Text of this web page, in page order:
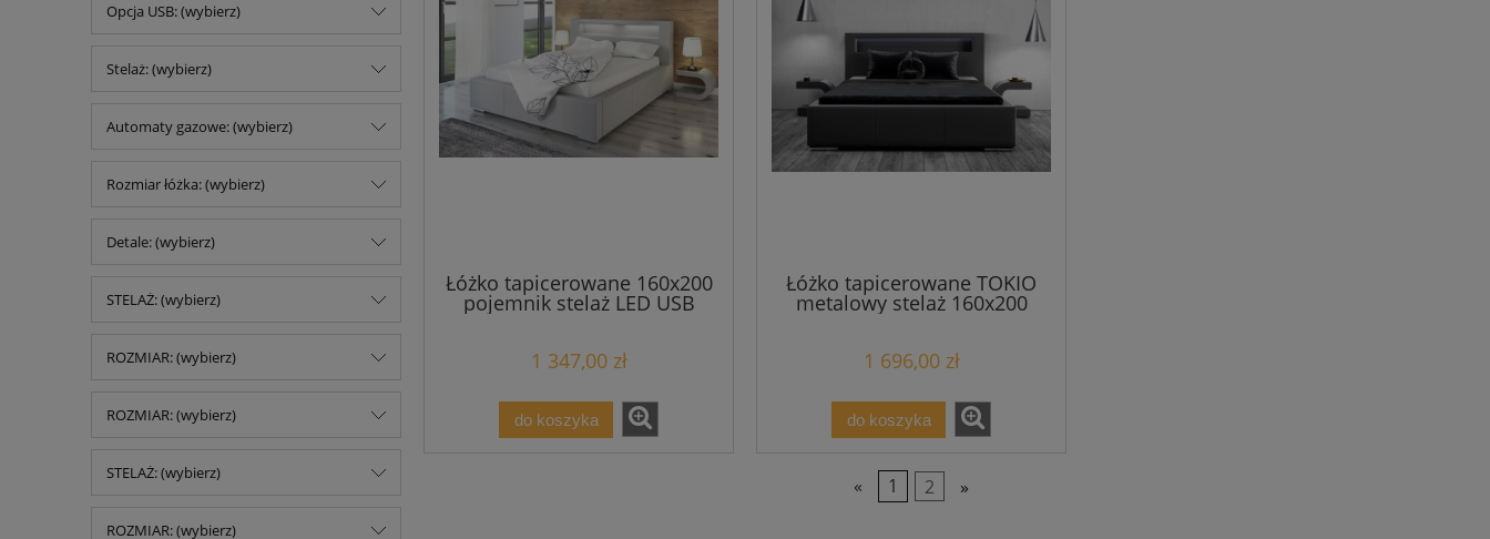
Opcja USB: (wybierz)
Stelaż: (wybierz)
Automaty gazowe: (wybierz)
Rozmiar łóżka: (wybierz)
Detale: (wybierz)
STELAŻ: (wybierz)
ROZMIAR: (wybierz)
ROZMIAR: (wybierz)
STELAŻ: (wybierz)
ROZMIAR: (wybierz)
Łóżko tapicerowane 160x200
pojemnik stelaż LED USB
1 347,00 zł
do koszyka
Łóżko tapicerowane TOKIO
metalowy stelaż 160x200
1 696,00 zł
do koszyka
« 1 2 »